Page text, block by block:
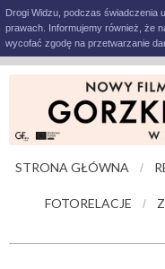
Drogi Widzu, podczas świadczenia
prawach. Informujemy również, że
wycofać zgodę na przetwarzanie
STRONA GŁÓWNA /
FOTORELACJE
/